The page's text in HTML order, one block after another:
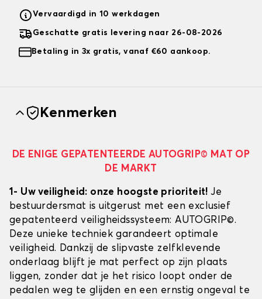
Vervaardigd in 10 werkdagen
Geschatte gratis levering naar 26-08-2026
Betaling in 3x gratis, vanaf €60 aankoop.
Kenmerken
DE ENIGE GEPATENTEERDE AUTOGRIP© MAT OP
DE MARKT
1- Uw veiligheid: onze hoogste prioriteit!Je
bestuurdersmat is uitgerust met een exclusief
gepatenteerd veiligheidssysteem: AUTOGRIP©.
Deze unieke techniek garandeert optimale
veiligheid. Dankzij de slipvaste zelfklevende
onderlaag blijft je mat perfect op zijn plaats
liggen, zonder dat je het risico loopt onder de
pedalen weg te glijden en een ernstig ongeval te